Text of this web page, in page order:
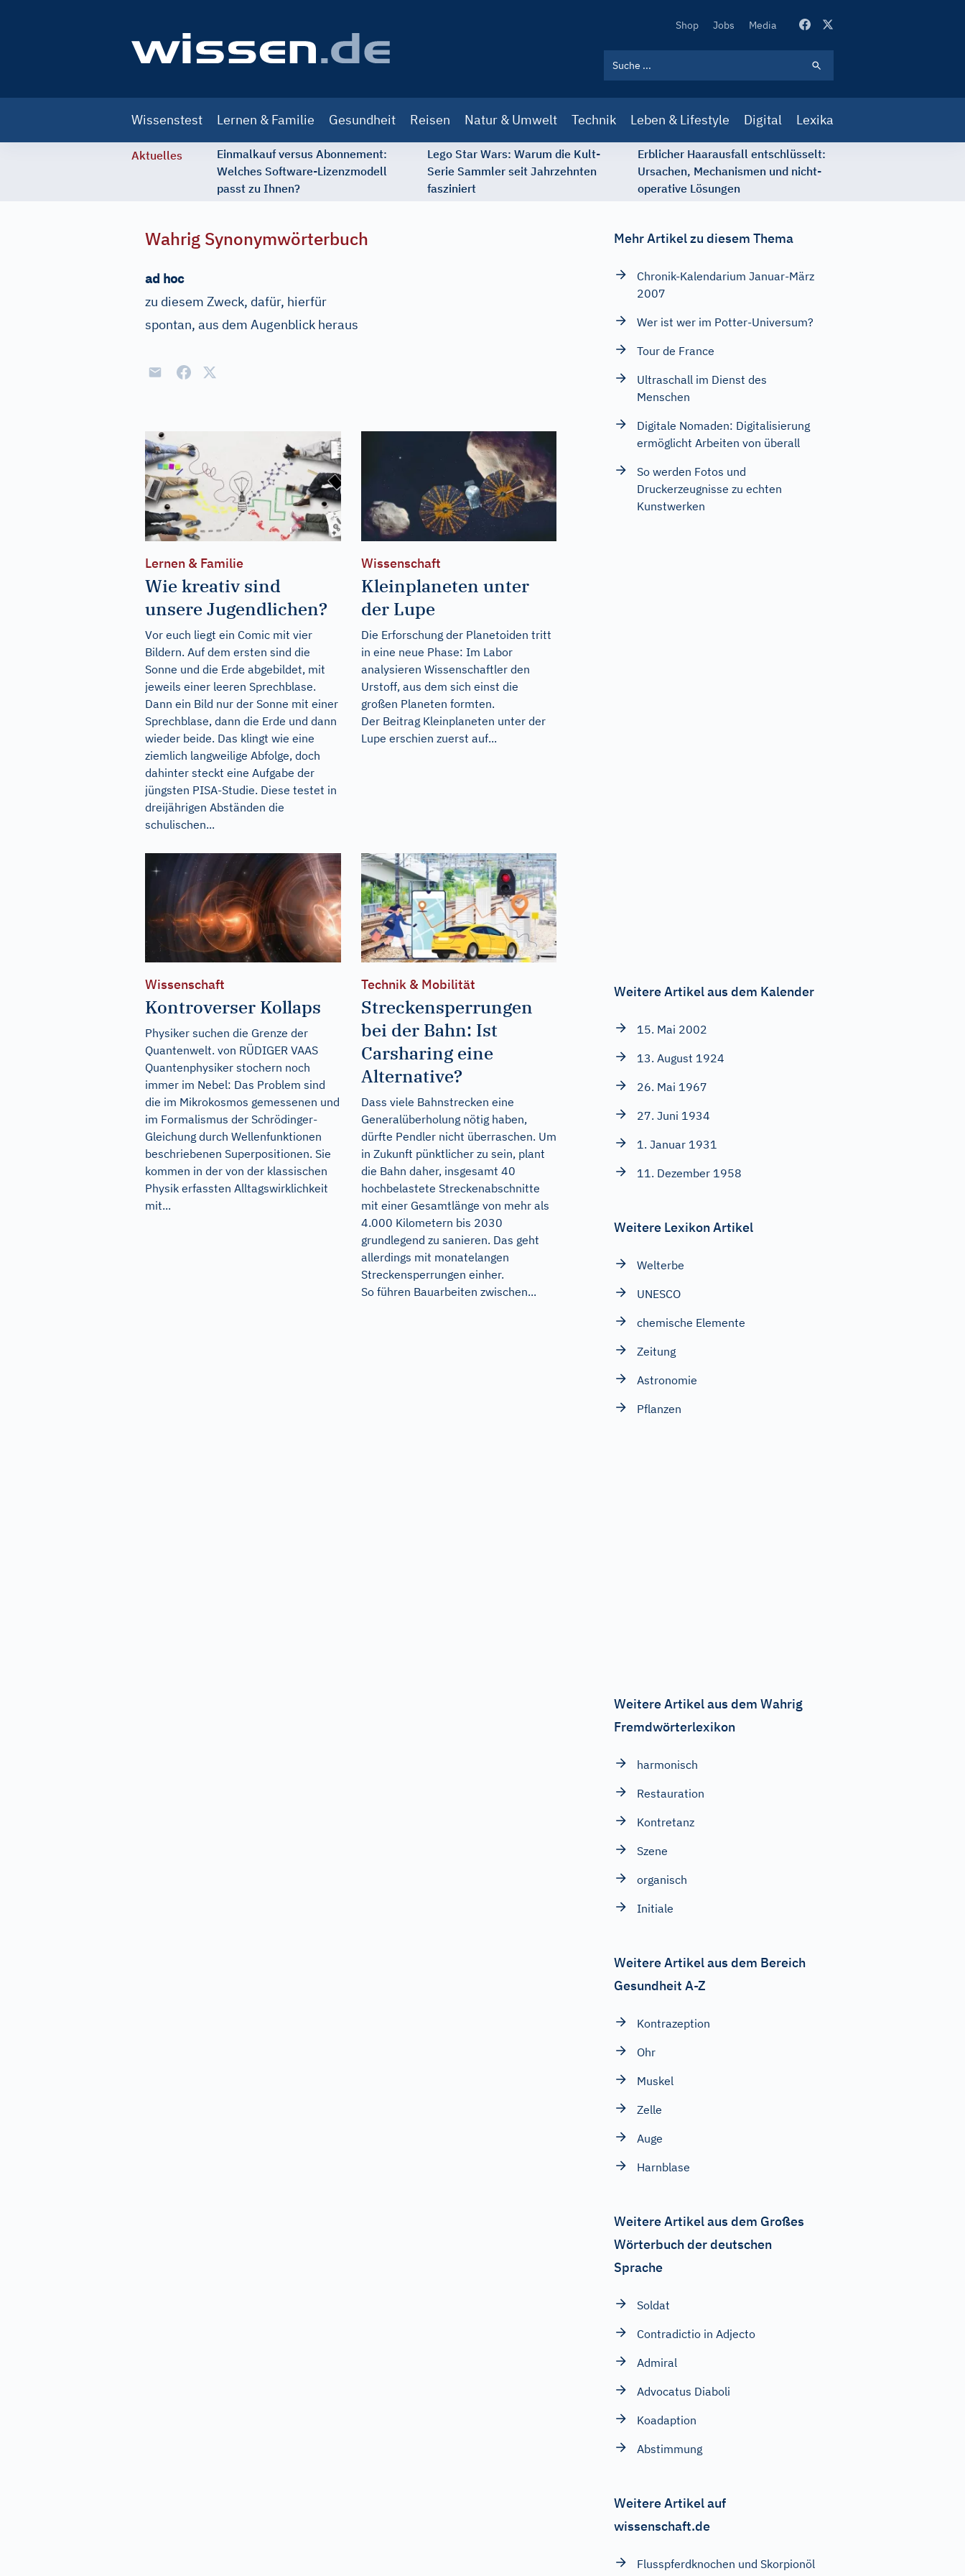
Secondary
Shop Jobs Media
navigation
Wissenstest Lernen & Familie Gesundheit Reisen Natur & Umwelt Technik Leben & Lifestyle Digital Lexika
Aktuelles
Einmalkauf versus Abonnement:
Welches Software-Lizenzmodell
passt zu Ihnen?
Lego Star Wars: Warum die Kult-
Serie Sammler seit Jahrzehnten
fasziniert
Erblicher Haarausfall entschlüsselt:
Ursachen, Mechanismen und nicht-
operative Lösungen
Wahrig Synonymwörterbuch
ad hoc
zu diesem Zweck, dafür, hierfür
spontan, aus dem Augenblick heraus
Lernen & Familie
Wie kreativ sind
unsere Jugendlichen?
Vor euch liegt ein Comic mit vier
Bildern. Auf dem ersten sind die
Sonne und die Erde abgebildet, mit
jeweils einer leeren Sprechblase.
Dann ein Bild nur der Sonne mit einer
Sprechblase, dann die Erde und dann
wieder beide. Das klingt wie eine
ziemlich langweilige Abfolge, doch
dahinter steckt eine Aufgabe der
jüngsten PISA-Studie. Diese testet in
dreijährigen Abständen die
schulischen...
Wissenschaft
Kleinplaneten unter
der Lupe
Die Erforschung der Planetoiden tritt
in eine neue Phase: Im Labor
analysieren Wissenschaftler den
Urstoff, aus dem sich einst die
großen Planeten formten.
Der Beitrag Kleinplaneten unter der
Lupe erschien zuerst auf...
Wissenschaft
Kontroverser Kollaps
Physiker suchen die Grenze der
Quantenwelt. von RÜDIGER VAAS
Quantenphysiker stochern noch
immer im Nebel: Das Problem sind
die im Mikrokosmos gemessenen und
im Formalismus der Schrödinger-
Gleichung durch Wellenfunktionen
beschriebenen Superpositionen. Sie
kommen in der von der klassischen
Physik erfassten Alltagswirklichkeit
mit...
Technik & Mobilität
Streckensperrungen
bei der Bahn: Ist
Carsharing eine
Alternative?
Dass viele Bahnstrecken eine
Generalüberholung nötig haben,
dürfte Pendler nicht überraschen. Um
in Zukunft pünktlicher zu sein, plant
die Bahn daher, insgesamt 40
hochbelastete Streckenabschnitte
mit einer Gesamtlänge von mehr als
4.000 Kilometern bis 2030
grundlegend zu sanieren. Das geht
allerdings mit monatelangen
Streckensperrungen einher.
So führen Bauarbeiten zwischen...
Mehr Artikel zu diesem Thema
Chronik-Kalendarium Januar-März
2007
Wer ist wer im Potter-Universum?
Tour de France
Ultraschall im Dienst des
Menschen
Digitale Nomaden: Digitalisierung
ermöglicht Arbeiten von überall
So werden Fotos und
Druckerzeugnisse zu echten
Kunstwerken
Weitere Artikel aus dem Kalender
15. Mai 2002
13. August 1924
26. Mai 1967
27. Juni 1934
1. Januar 1931
11. Dezember 1958
Weitere Lexikon Artikel
Welterbe
UNESCO
chemische Elemente
Zeitung
Astronomie
Pflanzen
Weitere Artikel aus dem Wahrig
Fremdwörterlexikon
harmonisch
Restauration
Kontretanz
Szene
organisch
Initiale
Weitere Artikel aus dem Bereich
Gesundheit A-Z
Kontrazeption
Ohr
Muskel
Zelle
Auge
Harnblase
Weitere Artikel aus dem Großes
Wörterbuch der deutschen
Sprache
Soldat
Contradictio in Adjecto
Admiral
Advocatus Diaboli
Koadaption
Abstimmung
Weitere Artikel auf
wissenschaft.de
Flusspferdknochen und Skorpionöl